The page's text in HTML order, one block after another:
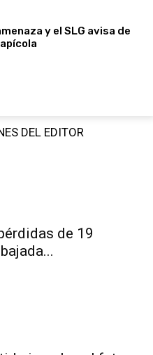
y el SLG avisa de
DEL EDITOR
de 19